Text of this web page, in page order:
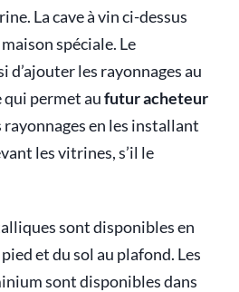
La cave à vin ci-dessus
spéciale. Le
d’ajouter les rayonnages au
permet aufutur acheteur
en les installant
les vitrines, s’il le
sont disponibles en
pied et du sol au plafond. Les
sont disponibles dans